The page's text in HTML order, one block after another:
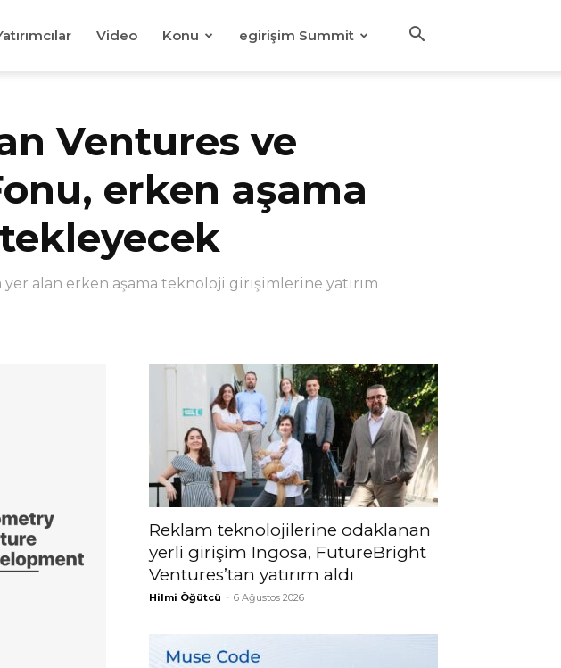
Video Konu egirişim Summit
Ventures ve
erken aşama
yer alan erken aşama teknoloji girişimlerine yatırım
Reklam teknolojilerine odaklanan
yerli girişim Ingosa, FutureBright
Ventures’tan yatırım aldı
Hilmi Öğütcü - 6 Ağustos 2026